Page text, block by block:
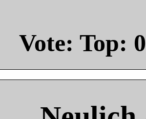
Vote: Top: 0